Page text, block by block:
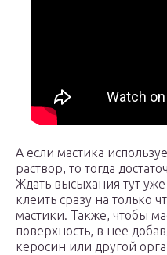
А если мастика
раствор, то тогда
Ждать высыхания тут
клеить сразу на только
мастики. Также, чтобы
поверхность, в нее
керосин или другой